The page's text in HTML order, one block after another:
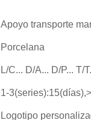
Apoyo transporte
Porcelana
L/C... D/A... D/P... T/
1-
Logotipo